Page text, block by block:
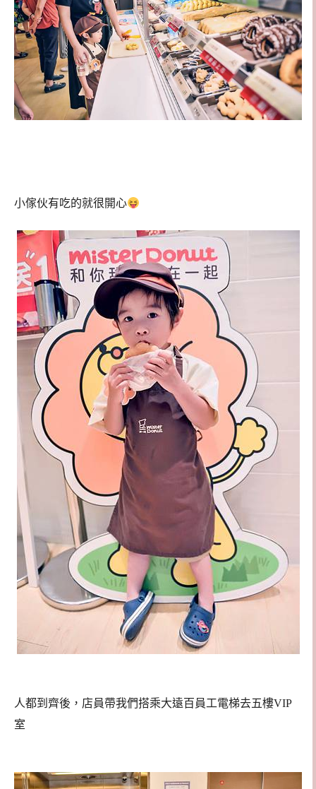
小傢伙有吃的就很開心
人都到齊後，店員帶我們搭乘大遠百員工電梯去五樓VIP
室